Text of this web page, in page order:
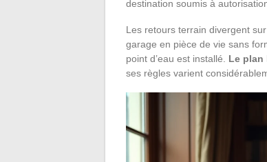
destination soumis à
Les retours terrain divergent
garage en pièce de vie sans
point d’eau est installé. Le plan
ses règles varient